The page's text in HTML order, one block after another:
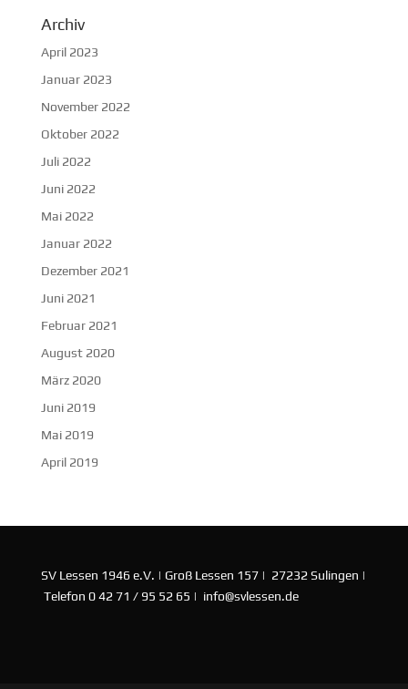
Archiv
April 2023
Januar 2023
November 2022
Oktober 2022
Juli 2022
Juni 2022
Mai 2022
Januar 2022
Dezember 2021
Juni 2021
Februar 2021
August 2020
März 2020
Juni 2019
Mai 2019
April 2019
SV Lessen 1946 e.V. | Groß Lessen 157 | 27232 Sulingen |
Telefon 0 42 71 / 95 52 65 | info@svlessen.de